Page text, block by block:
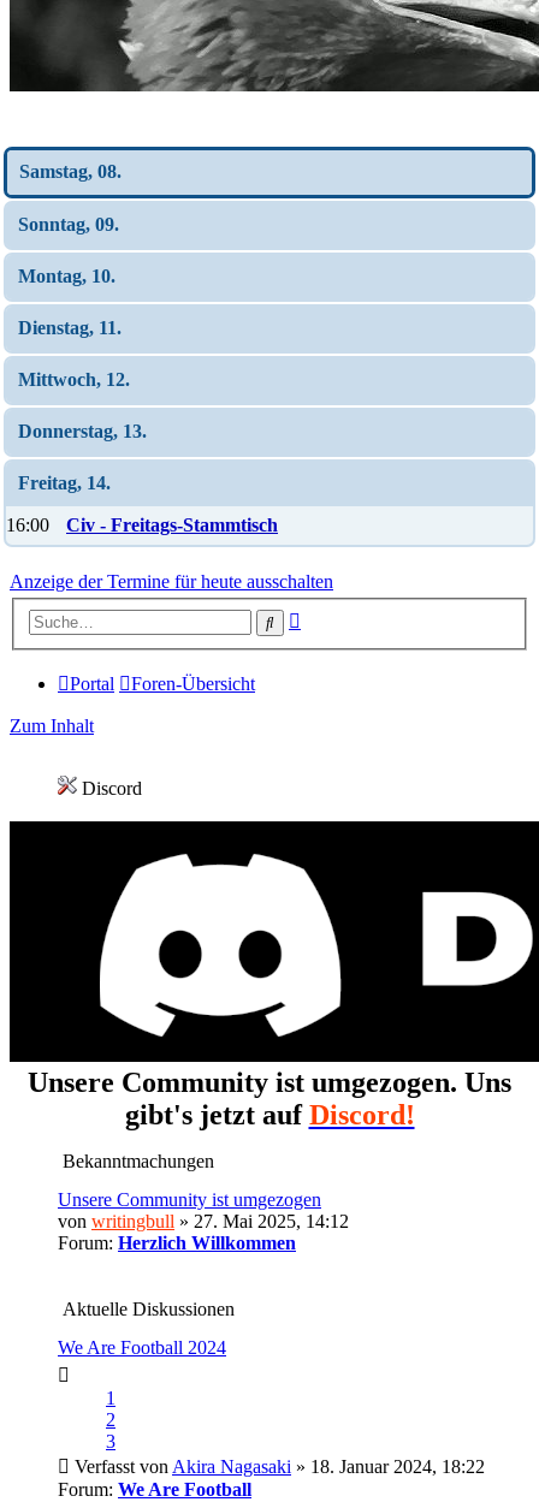
Samstag, 08.
Sonntag, 09.
Montag, 10.
Dienstag, 11.
Mittwoch, 12.
Donnerstag, 13.
Freitag, 14.
16:00 Civ - Freitags-Stammtisch
Anzeige der Termine für heute ausschalten
Suche
Portal Foren-Übersicht
Zum Inhalt
Discord
Unsere Community ist umgezogen. Uns
gibt's jetzt aufDiscord!
Bekanntmachungen
Unsere Community ist umgezogen
von writingbull » 27. Mai 2025, 14:12
Forum: Herzlich Willkommen
Aktuelle Diskussionen
We Are Football 2024
1
2
3
Verfasst von Akira Nagasaki » 18. Januar 2024, 18:22
Forum: We Are Football